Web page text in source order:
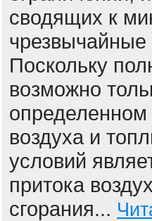
сводящих к
чрезвычайные
Поскольку
возможно
воздуха и
условий
притока
сгорания...